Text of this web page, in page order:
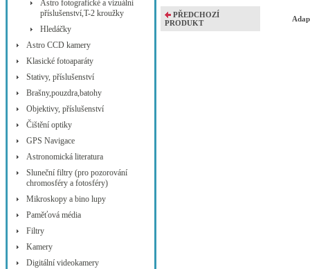
Astro fotografické a vizuální
příslušenství,T-2 kroužky
Hledáčky
Astro CCD kamery
Klasické fotoaparáty
Stativy, příslušenství
Brašny,pouzdra,batohy
Objektivy, příslušenství
Čištění optiky
GPS Navigace
Astronomická literatura
Sluneční filtry (pro pozorování
chromosféry a fotosféry)
Mikroskopy a bino lupy
Paměťová média
Filtry
Kamery
Digitální videokamery
PŘEDCHOZÍ
PRODUKT